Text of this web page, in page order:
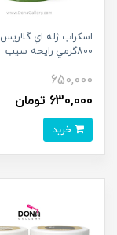
اسکراب ژله اي گلاريس
800گرمي رايحه سيب
650,000
630,000 تومان